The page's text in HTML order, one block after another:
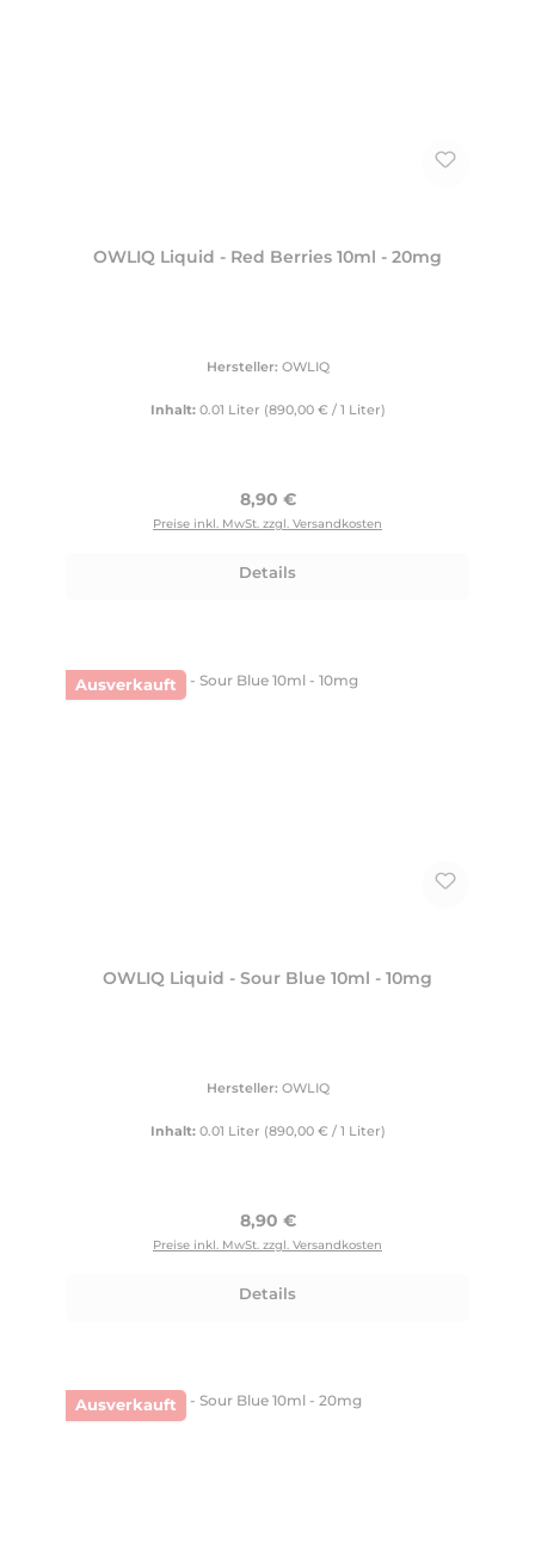
OWLIQ Liquid - Red Berries 10ml - 20mg
Hersteller: OWLIQ
Inhalt: 0.01 Liter (890,00 € / 1 Liter)
Regulärer Preis:
8,90 €
Preise inkl. MwSt. zzgl. Versandkosten
Details
Ausverkauft
OWLIQ Liquid - Sour Blue 10ml - 10mg
Hersteller: OWLIQ
Inhalt: 0.01 Liter (890,00 € / 1 Liter)
Regulärer Preis:
8,90 €
Preise inkl. MwSt. zzgl. Versandkosten
Details
Ausverkauft